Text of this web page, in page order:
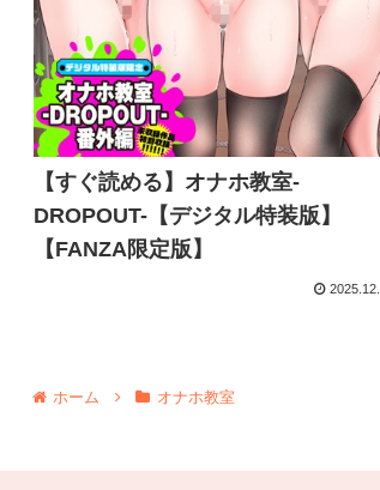
【すぐ読める】オナホ教室-
DROPOUT-【デジタル特装版】
【FANZA限定版】
ホーム オナホ教室